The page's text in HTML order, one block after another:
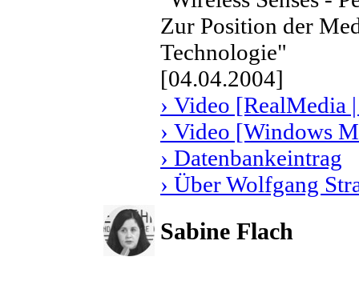
Zur Position der
Technologie"
[04.04.2004]
› Video [RealMedia
› Video [Windows
› Datenbankeintrag
› Über Wolfgang
Sabine Flach